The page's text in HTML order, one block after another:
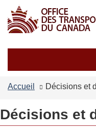
et
les
Accueil Décisions et
Décisions et